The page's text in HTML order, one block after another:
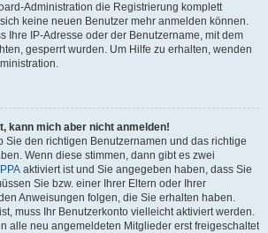
Administration die Registrierung komplett
keine neuen Benutzer mehr anmelden können.
Ihre IP-Adresse oder der Benutzername, mit dem
gesperrt wurden. Um Hilfe zu erhalten, wenden
kann mich aber nicht anmelden!
Sie den richtigen Benutzernamen und das richtige
Wenn diese stimmen, dann gibt es zwei
aktiviert ist und Sie angegeben haben, dass Sie
Sie bzw. einer Ihrer Eltern oder Ihrer
Anweisungen folgen, die Sie erhalten haben.
muss Ihr Benutzerkonto vielleicht aktiviert werden.
alle neu angemeldeten Mitglieder erst freigeschaltet